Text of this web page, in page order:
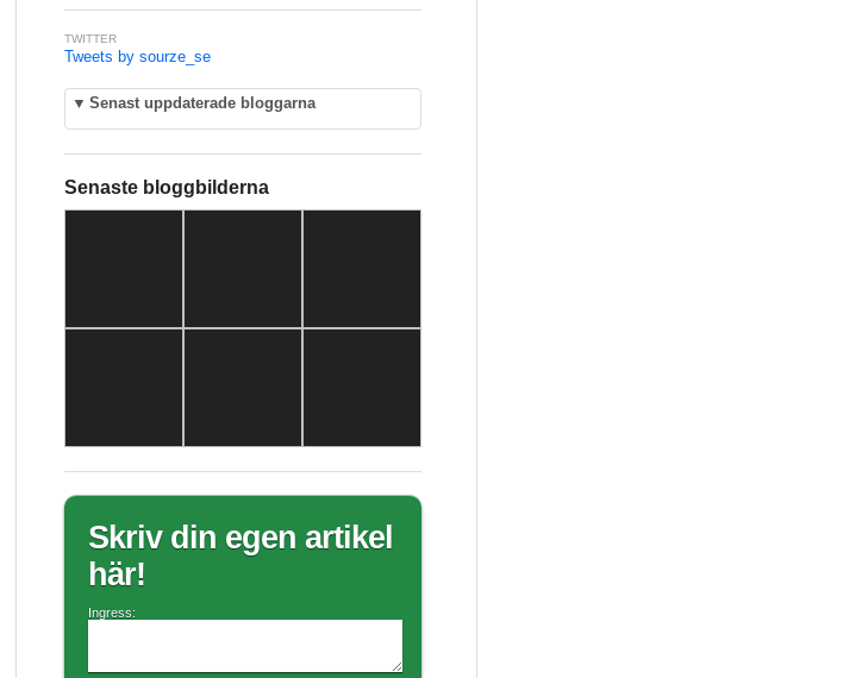
TWITTER
Tweets by sourze_se
▼ Senast uppdaterade bloggarna
Senaste bloggbilderna
Skriv din egen artikel
här!
Ingress: